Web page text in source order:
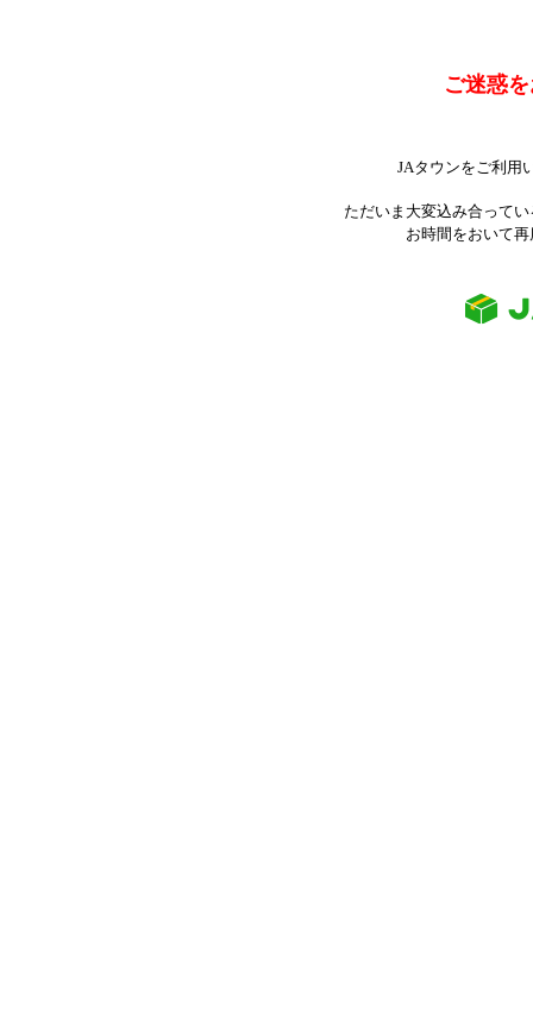
ご迷惑
JAタウンをご利用
ただいま大変込み合って
お時間をおいて